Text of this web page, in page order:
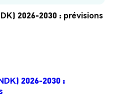
2026-2030 : prévisions
2026-2030 :